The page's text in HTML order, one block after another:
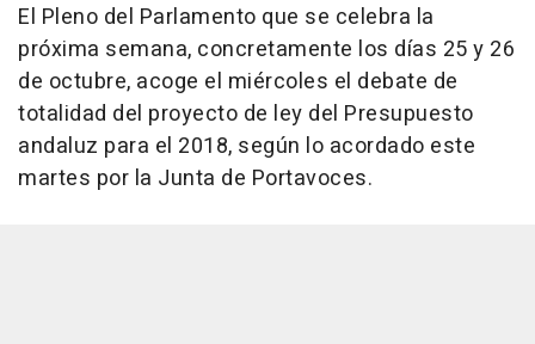
El Pleno del Parlamento que se celebra la
próxima semana, concretamente los días 25 y 26
de octubre, acoge el miércoles el debate de
totalidad del proyecto de ley del Presupuesto
andaluz para el 2018, según lo acordado este
martes por la Junta de Portavoces.